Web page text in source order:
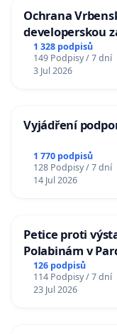
Ochrana
developerskou
1 328 podpisů
149 Podpisy / 7 dní
3 Jul 2026
Vyjádření
1 770 podpisů
128 Podpisy / 7 dní
14 Jul 2026
Petice proti
Polabinám v
126 podpisů
114 Podpisy / 7 dní
23 Jul 2026